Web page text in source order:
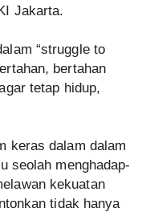
Jakarta.
“struggle to
bertahan
tetap hidup,
keras dalam dalam
seolah menghadap-
kekuatan
tidak hanya